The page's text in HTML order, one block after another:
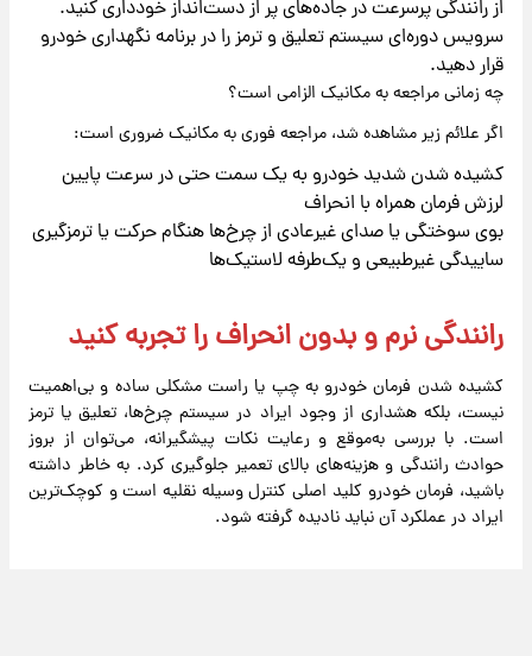
از رانندگی پرسرعت در جاده‌های پر از دست‌انداز خودداری کنید.
سرویس دوره‌ای سیستم تعلیق و ترمز را در برنامه نگهداری خودرو
قرار دهید.
چه زمانی مراجعه به مکانیک الزامی است؟
اگر علائم زیر مشاهده شد، مراجعه فوری به مکانیک ضروری است:
کشیده شدن شدید خودرو به یک سمت حتی در سرعت پایین
لرزش فرمان همراه با انحراف
بوی سوختگی یا صدای غیرعادی از چرخ‌ها هنگام حرکت یا ترمزگیری
ساییدگی غیرطبیعی و یک‌طرفه لاستیک‌ها
رانندگی نرم و بدون انحراف را تجربه کنید
کشیده شدن فرمان خودرو به چپ یا راست مشکلی ساده و بی‌اهمیت
نیست، بلکه هشداری از وجود ایراد در سیستم چرخ‌ها، تعلیق یا ترمز
است. با بررسی به‌موقع و رعایت نکات پیشگیرانه، می‌توان از بروز
حوادث رانندگی و هزینه‌های بالای تعمیر جلوگیری کرد. به خاطر داشته
باشید، فرمان خودرو کلید اصلی کنترل وسیله نقلیه است و کوچک‌ترین
ایراد در عملکرد آن نباید نادیده گرفته شود.